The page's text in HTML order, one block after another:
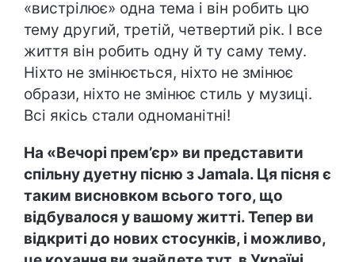
«вистрілює» одна тема і він робить цю
тему другий, третій, четвертий рік. І все
життя він робить одну й ту саму тему.
Ніхто не змінюється, ніхто не змінює
образи, ніхто не змінює стиль у музиці.
Всі якісь стали одноманітні!
На «Вечорі прем’єр» ви представити
спільну дуетну пісню зJamala. Ця пісня є
таким висновком всього того, що
відбувалося у вашому житті. Тепер ви
відкриті до нових стосунків, і можливо,